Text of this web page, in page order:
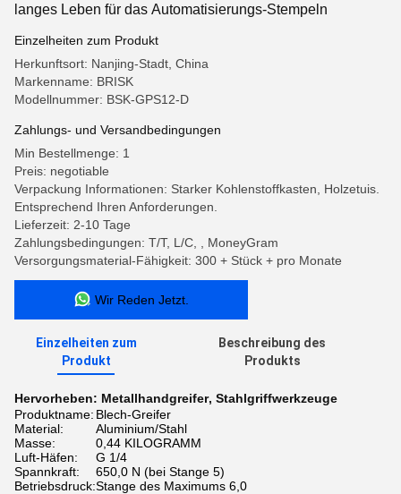
langes Leben für das Automatisierungs-Stempeln
Einzelheiten zum Produkt
Herkunftsort: Nanjing-Stadt, China
Markenname: BRISK
Modellnummer: BSK-GPS12-D
Zahlungs- und Versandbedingungen
Min Bestellmenge: 1
Preis: negotiable
Verpackung Informationen: Starker Kohlenstoffkasten, Holzetuis.
Entsprechend Ihren Anforderungen.
Lieferzeit: 2-10 Tage
Zahlungsbedingungen: T/T, L/C, , MoneyGram
Versorgungsmaterial-Fähigkeit: 300 + Stück + pro Monate
Wir Reden Jetzt.
Einzelheiten zum
Produkt
Beschreibung des
Produkts
Hervorheben: Metallhandgreifer, Stahlgriffwerkzeuge
Produktname: Blech-Greifer
Material:
Aluminium/Stahl
Masse:
0,44 KILOGRAMM
Luft-Häfen:
G 1/4
Spannkraft:
650,0 N (bei Stange 5)
Betriebsdruck:Stange des Maximums 6,0